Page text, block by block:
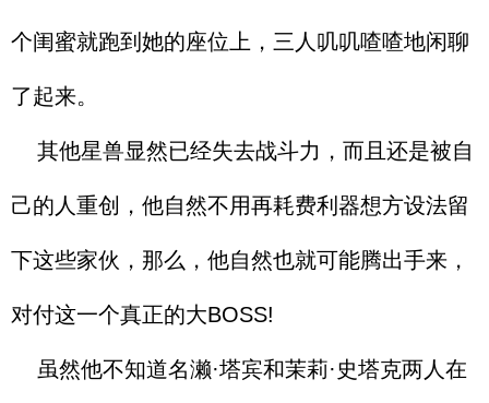
个闺蜜就跑到她的座位上，三人叽叽喳喳地闲聊
了起来。
其他星兽显然已经失去战斗力，而且还是被自
己的人重创，他自然不用再耗费利器想方设法留
下这些家伙，那么，他自然也就可能腾出手来，
对付这一个真正的大BOSS!
虽然他不知道名濑·塔宾和茉莉·史塔克两人在